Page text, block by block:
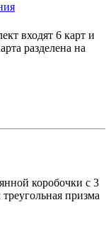
входят 6 карт и
разделена на
коробочки с 3
призма